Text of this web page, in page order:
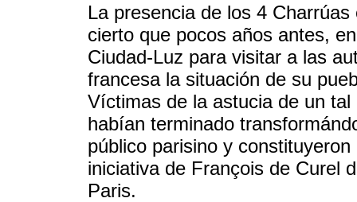
La presencia de los 4
cierto que pocos años antes,
Ciudad-Luz para visitar a las
francesa la situación de su
Víctimas de la astucia de un
habían terminado
público parisino y
iniciativa de François de Curel
Paris.